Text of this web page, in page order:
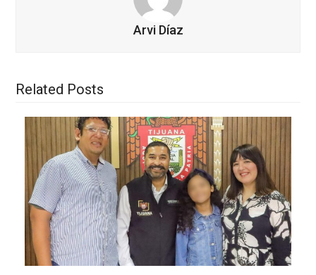
Arvi Díaz
Related Posts